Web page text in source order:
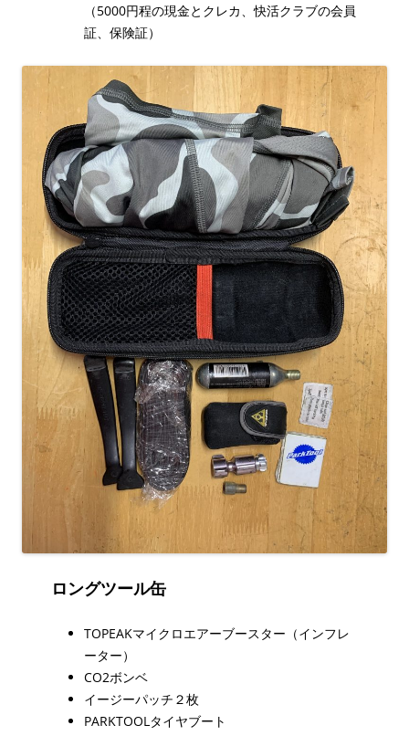
（5000円程の現金とクレカ、快活クラブの会員
証、保険証）
ロングツール缶
TOPEAKマイクロエアーブースター（インフレ
ーター）
CO2ボンベ
イージーパッチ２枚
PARKTOOLタイヤブート